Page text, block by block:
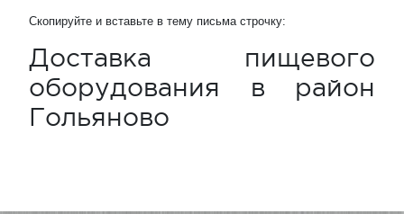
Скопируйте и вставьте в тему письма строчку:
Доставка пищевого
оборудования в район
Гольяново